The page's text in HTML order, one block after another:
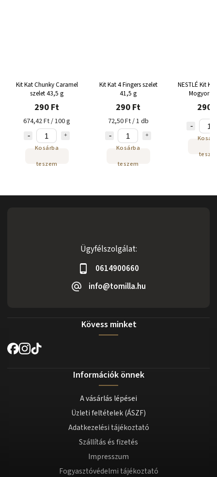
Kit Kat Chunky Caramel
szelet 43,5 g
290 Ft
674,42 Ft / 100 g
Kosárba
teszem
Kit Kat 4 Fingers szelet
41,5 g
290 Ft
72,50 Ft / 1 db
Kosárba
teszem
NESTLÉ Kit
Mogyoró
290
Ügyfélszolgálat:
0614900660
info@tomilla.hu
Kövess minket
Információk önnek
A vásárlás lépései
Üzleti feltételek (ÁSZF)
Adatkezelési tájékoztató
Szállítás és fizetés
Impresszum
Fogyasztóvédelmi tájékoztató